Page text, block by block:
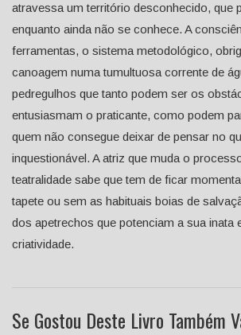
atravessa um território desconhecido, que
enquanto ainda não se conhece. A
ferramentas, o sistema metodológico,
canoagem numa tumultuosa corrente de
pedregulhos que tanto podem ser os
entusiasmam o praticante, como podem
quem não consegue deixar de pensar no
inquestionável. A atriz que muda o
teatralidade sabe que tem de ficar
tapete ou sem as habituais boias de
dos apetrechos que potenciam a sua inata
criatividade.
Se Gostou Deste Livro Também